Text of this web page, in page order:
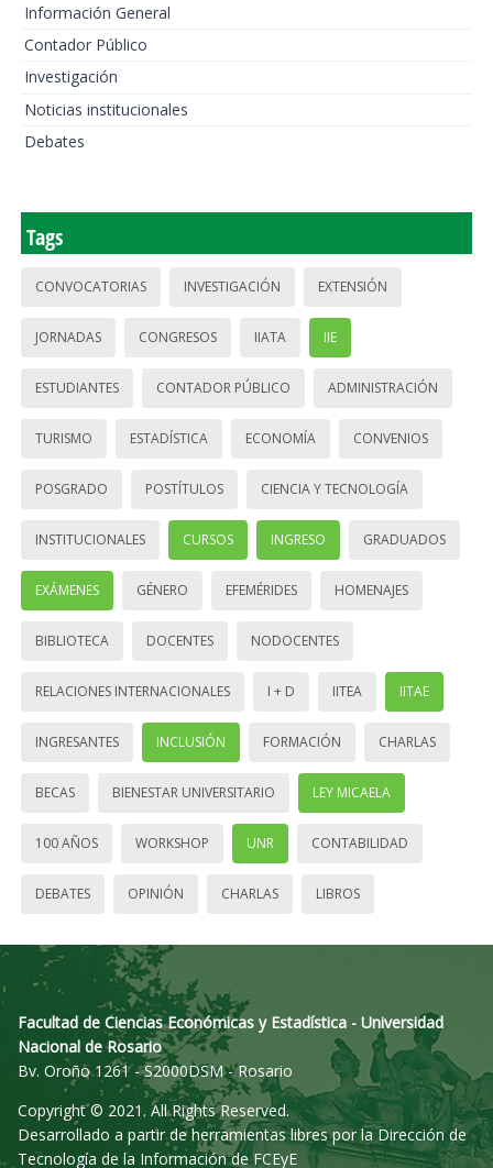
Información General
Contador Público
Investigación
Noticias institucionales
Debates
Tags
CONVOCATORIAS INVESTIGACIÓN EXTENSIÓN
JORNADAS CONGRESOS IIATA IIE
ESTUDIANTES CONTADOR PÚBLICO ADMINISTRACIÓN
TURISMO ESTADÍSTICA ECONOMÍA CONVENIOS
POSGRADO POSTÍTULOS CIENCIA Y TECNOLOGÍA
INSTITUCIONALES CURSOS INGRESO GRADUADOS
EXÁMENES GÉNERO EFEMÉRIDES HOMENAJES
BIBLIOTECA DOCENTES NODOCENTES
RELACIONES INTERNACIONALES I + D IITEA IITAE
INGRESANTES INCLUSIÓN FORMACIÓN CHARLAS
BECAS BIENESTAR UNIVERSITARIO LEY MICAELA
100 AÑOS WORKSHOP UNR CONTABILIDAD
DEBATES OPINIÓN CHARLAS LIBROS
Facultad de Ciencias Económicas y Estadística - Universidad
Nacional de Rosario
Bv. Oroño 1261 - S2000DSM - Rosario
Copyright © 2021. All Rights Reserved.
Desarrollado a partir de herramientas libres por la Dirección de
Tecnología de la Información de FCEyE